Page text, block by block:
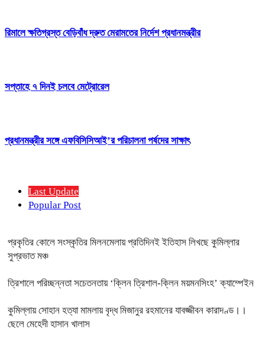
রিমালে ক্ষতিগ্রস্ত বেড়িবাঁধ দ্রুত মেরামতের নির্দেশ প্রধানমন্ত্রীর
সপ্তাহে ৭ দিনই চলবে মেট্রোরেল
প্রধানমন্ত্রীর সঙ্গে এফবিসিসিআই’র পরিচালনা পর্ষদের সাক্ষাৎ
Last Update
Popular Post
প্রকৃতির কোলে সংস্কৃতির মিলনমেলায় প্রতিদিনই ইতিহাস লিখছে কুমিল্লার
সুপ্রভাত মঞ্চ
ত্রিশালে পরিচ্ছন্নতা সচেতনতায় ‘ক্লিন ত্রিশাল-ক্লিন ময়মনসিংহ’ ক্যাম্পেইন
কুমিল্লায় সোহান হত্যা মামলায় বৃদ্ধ মিজানুর রহমানের যাবজ্জীবন কারাদণ্ড।।
ছেলে মেহেদী হাসান খালাস